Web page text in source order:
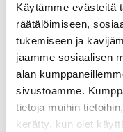
Käytämme evästeitä
räätälöimiseen,
tukemiseen ja
jaamme sosiaalisen
alan
sivustoamme.
tietoja muihin
kerätty, kun olet
fyysistä
erilaisissa
vahvempaa
Vammaisten
lainsäädännön